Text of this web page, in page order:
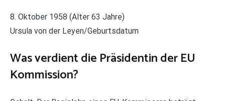
8. Oktober 1958 (Alter 63 Jahre)
Ursula von der Leyen/Geburtsdatum
Was verdient die Präsidentin der EU
Kommission?